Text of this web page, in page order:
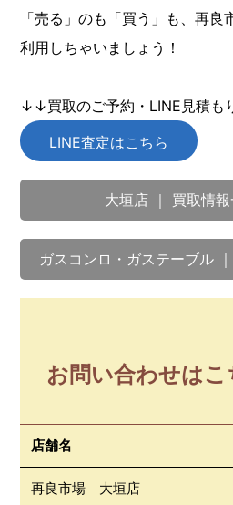
「売る」のも「買う」も、再良
利用しちゃいましょう！
↓↓買取のご予約・LINE見積も
LINE査定はこちら
大垣店 ｜ 買取情
ガスコンロ・ガステーブル
お問い合わせは
店舗名
再良市場 大垣店